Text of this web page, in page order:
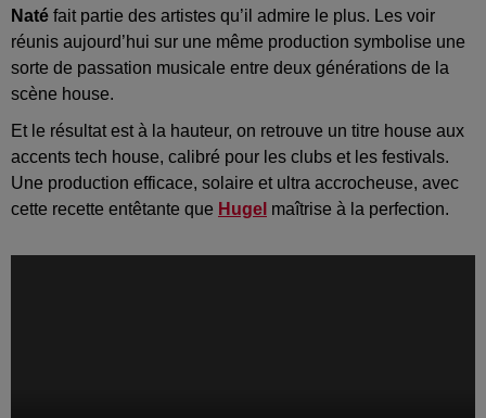
Naté fait partie des artistes qu’il admire le plus. Les voir
réunis aujourd’hui sur une même production symbolise une
sorte de passation musicale entre deux générations de la
scène house.
Et le résultat est à la hauteur, on retrouve un titre house aux
accents tech house, calibré pour les clubs et les festivals.
Une production efficace, solaire et ultra accrocheuse, avec
cette recette entêtante que Hugel maîtrise à la perfection.